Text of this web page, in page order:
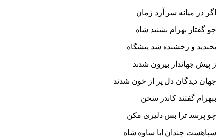
اگر در میانه سر آرد زمان‏
چو گفتار بهرام بشنید شاه
بخندید و رخشنده شد پیشگاه‏
ز پیش جهاندار بیرون شدند
جهان دیدگان دل پر از خون شدند
ببهرام گفتند کاندر سخن
چو پرسد ترا بس دلیرى مکن‏
سپاهست چندان ابا ساوه شاه